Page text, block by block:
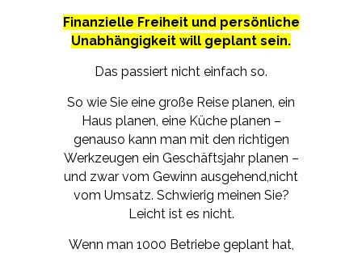
Finanzielle Freiheit und persönliche
Unabhängigkeit will geplant sein.
Das passiert nicht einfach so.
So wie Sie eine große Reise planen, ein
Haus planen, eine Küche planen –
genauso kann man mit den richtigen
Werkzeugen ein Geschäftsjahr planen –
und zwar vom Gewinn ausgehend,nicht
vom Umsatz. Schwierig meinen Sie?
Leicht ist es nicht.
Wenn man 1000 Betriebe geplant hat,